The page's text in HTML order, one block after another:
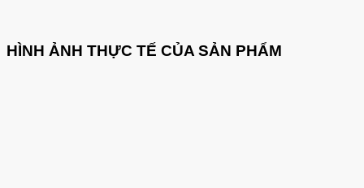
HÌNH ẢNH THỰC TẾ CỦA SẢN PHẨM